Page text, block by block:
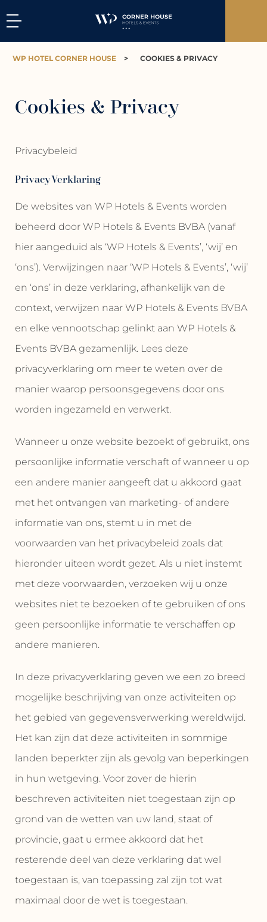
WP HOTEL CORNER HOUSE > COOKIES & PRIVACY
Cookies & Privacy
Privacybeleid
Privacy Verklaring
De websites van WP Hotels & Events worden
beheerd door WP Hotels & Events BVBA (vanaf
hier aangeduid als ‘WP Hotels & Events’, ‘wij’ en
‘ons’). Verwijzingen naar ‘WP Hotels & Events’, ‘wij’
en ‘ons’ in deze verklaring, afhankelijk van de
context, verwijzen naar WP Hotels & Events BVBA
en elke vennootschap gelinkt aan WP Hotels &
Events BVBA gezamenlijk. Lees deze
privacyverklaring om meer te weten over de
manier waarop persoonsgegevens door ons
worden ingezameld en verwerkt.
Wanneer u onze website bezoekt of gebruikt, ons
persoonlijke informatie verschaft of wanneer u op
een andere manier aangeeft dat u akkoord gaat
met het ontvangen van marketing- of andere
informatie van ons, stemt u in met de
voorwaarden van het privacybeleid zoals dat
hieronder uiteen wordt gezet. Als u niet instemt
met deze voorwaarden, verzoeken wij u onze
websites niet te bezoeken of te gebruiken of ons
geen persoonlijke informatie te verschaffen op
andere manieren.
In deze privacyverklaring geven we een zo breed
mogelijke beschrijving van onze activiteiten op
het gebied van gegevensverwerking wereldwijd.
Het kan zijn dat deze activiteiten in sommige
landen beperkter zijn als gevolg van beperkingen
in hun wetgeving. Voor zover de hierin
beschreven activiteiten niet toegestaan zijn op
grond van de wetten van uw land, staat of
provincie, gaat u ermee akkoord dat het
resterende deel van deze verklaring dat wel
toegestaan is, van toepassing zal zijn tot wat
maximaal door de wet is toegestaan.